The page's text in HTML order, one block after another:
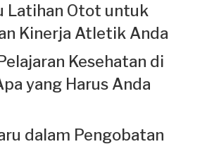
Latihan Otot untuk
Kinerja Atletik Anda
Kesehatan di
yang Harus Anda
dalam Pengobatan